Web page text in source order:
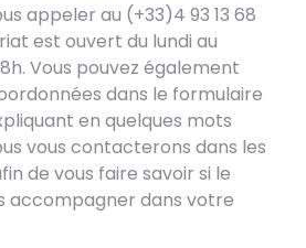
appeler au (+33)4 93 13 68
est ouvert du lundi au
Vous pouvez également
dans le formulaire
en quelques mots
vous contacterons dans les
de vous faire savoir si le
accompagner dans votre